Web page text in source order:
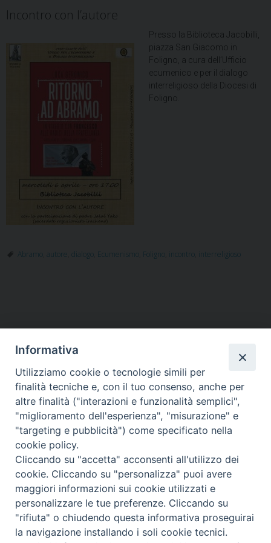
Incontro con l’autore
Presso la Biblioteca Jacobilli,
piazza San Giacomo in
Foligno, a cura dell’Ufficio
ecumenico e per il dialogo
interreligioso della Diocesi di
Foligno.
Abramo autore dialogo Ecumenismo Foligno incontro interreligioso
HOME VESCOVO ORARI MESSE
CURIA VESCOVILE
TUTELA MINORI
UFFICI PASTORALI PERSONE
VITA CONSACRATA
DOCUMENTI
CONTATTI
Copyright © 2018 Diocesi di Foligno /Curia . Piazza Mons. Faloci 3 - 06034
tel. 0742 350473 fax 0742 349021 email: info@diocesidifoligno.it . pec:
diocesidifoligno@pec.it
Informativa
Utilizziamo cookie o tecnologie simili per
finalità tecniche e, con il tuo consenso, anche per
altre finalità ("interazioni e funzionalità semplici",
"miglioramento dell'esperienza", "misurazione" e
"targeting e pubblicità") come specificato nella
cookie policy.
Cliccando su "accetta" acconsenti all'utilizzo dei
cookie. Cliccando su "personalizza" puoi avere
maggiori informazioni sui cookie utilizzati e
personalizzare le tue preferenze. Cliccando su
"rifiuta" o chiudendo questa informativa proseguirai
la navigazione installando i soli cookie tecnici.